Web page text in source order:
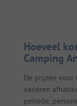
Hoeveel
Camping
De prijzen voor
variëren
periode,